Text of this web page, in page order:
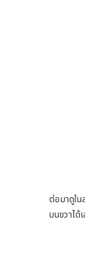
ต่อมาดูใน
บนขวาได้